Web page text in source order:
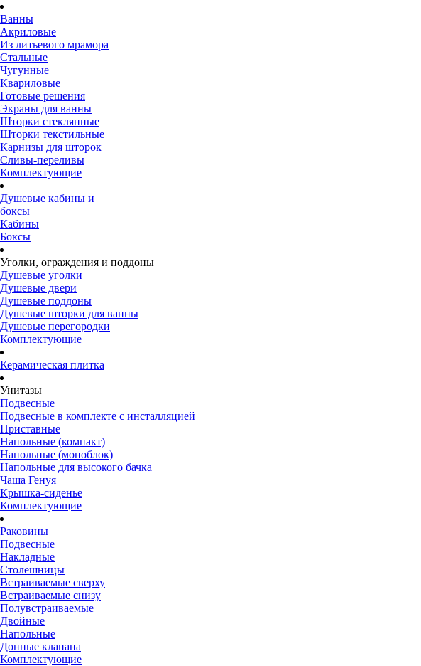
Ванны
Акриловые
Из литьевого мрамора
Стальные
Чугунные
Квариловые
Готовые решения
Экраны для ванны
Шторки стеклянные
Шторки текстильные
Карнизы для шторок
Сливы-переливы
Комплектующие
Душевые кабины и
боксы
Кабины
Боксы
Уголки, ограждения и поддоны
Душевые уголки
Душевые двери
Душевые поддоны
Душевые шторки для ванны
Душевые перегородки
Комплектующие
Керамическая плитка
Унитазы
Подвесные
Подвесные в комплекте с инсталляцией
Приставные
Напольные (компакт)
Напольные (моноблок)
Напольные для высокого бачка
Чаша Генуя
Крышка-сиденье
Комплектующие
Раковины
Подвесные
Накладные
Столешницы
Встраиваемые сверху
Встраиваемые снизу
Полувстраиваемые
Двойные
Напольные
Донные клапана
Комплектующие